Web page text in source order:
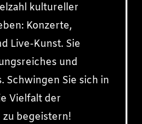
kultureller
Konzerte,
Live-Kunst. Sie
und
Schwingen Sie sich in
Vielfalt der
begeistern!